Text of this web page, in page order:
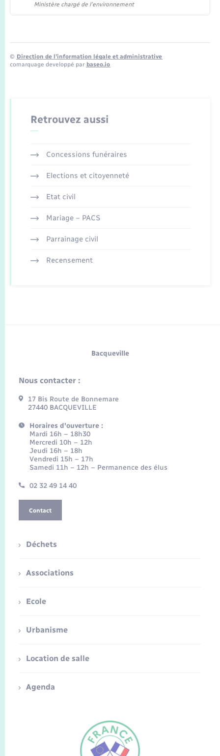
Ministère chargé de l'environnement
© Direction de l’information légale et administrative
comarquage developpé par baseo.io
Retrouvez aussi
Concessions funéraires
Elections et citoyenneté
Etat civil
Mariage – PACS
Parrainage civil
Recensement
Bacqueville
Nous contacter :
17 Bis Route de Bonnemare
27440 BACQUEVILLE
Horaires d'ouverture :
Mardi 16h – 18h30
Mercredi 10h – 12h
Jeudi 16h – 18h
Vendredi 15h – 17h
Samedi 11h – 12h – Permanence des élus
02 32 49 14 40
Contact
Déchets
Associations
Ecole
Urbanisme
Location de salle
Agenda